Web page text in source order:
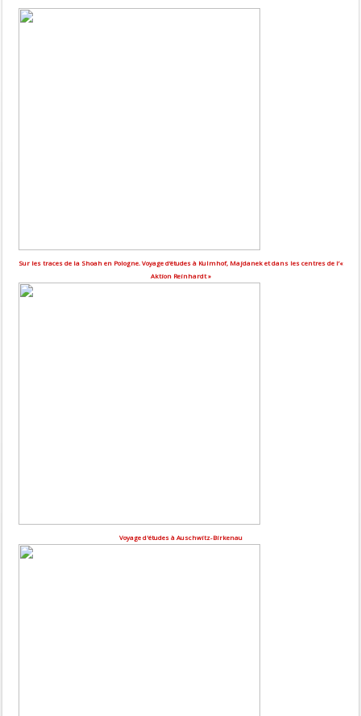
Sur les traces de la Shoah en Pologne. Voyage d’études à Kulmhof, Majdanek et dans les centres de l’«
Aktion Reinhardt »
Voyage d'études à Auschwitz-Birkenau